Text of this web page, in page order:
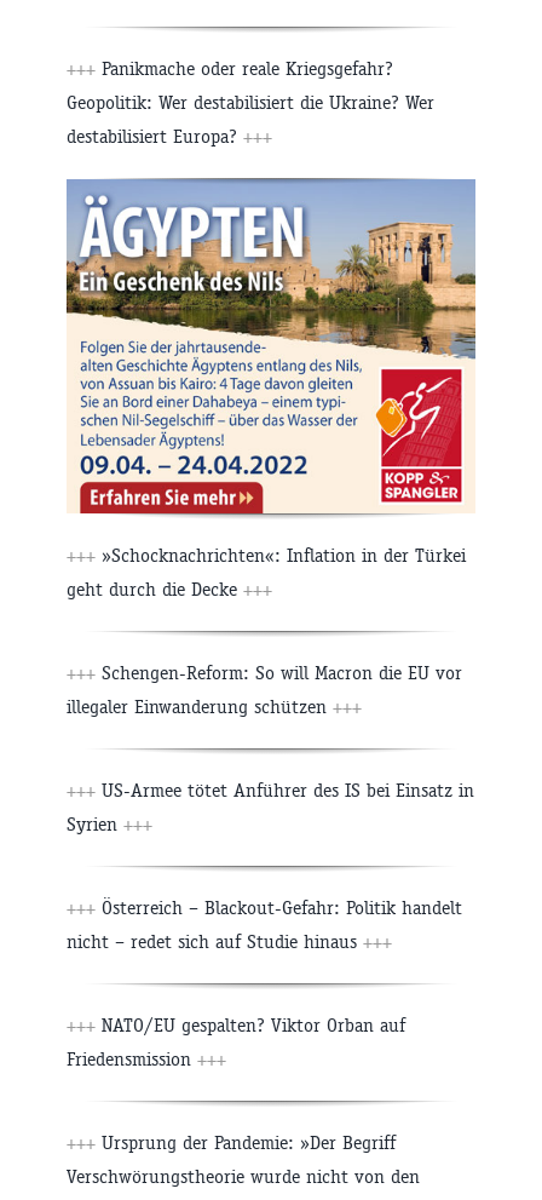
+++ Panikmache oder reale Kriegsgefahr?
Geopolitik: Wer destabilisiert die Ukraine? Wer
destabilisiert Europa? +++
+++ »Schocknachrichten«: Inflation in der Türkei
geht durch die Decke +++
+++ Schengen-Reform: So will Macron die EU vor
illegaler Einwanderung schützen +++
+++ US-Armee tötet Anführer des IS bei Einsatz in
Syrien +++
+++ Österreich – Blackout-Gefahr: Politik handelt
nicht – redet sich auf Studie hinaus +++
+++ NATO/EU gespalten? Viktor Orban auf
Friedensmission +++
+++ Ursprung der Pandemie: »Der Begriff
Verschwörungstheorie wurde nicht von den